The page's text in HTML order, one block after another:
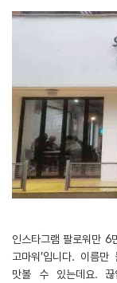
인스타그램 팔로워만 6
고마워’입니다. 이름만
맛볼 수 있는데요. 끊